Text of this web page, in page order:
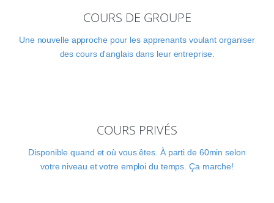
COURS DE GROUPE
Une nouvelle approche pour les apprenants voulant organiser
des cours d'anglais dans leur entreprise.
COURS PRIVÉS
Disponible quand et où vous êtes. À parti de 60min selon
votre niveau et votre emploi du temps. Ça marche!